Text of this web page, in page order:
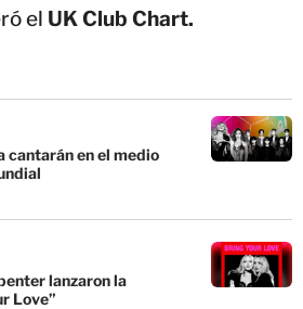
el UK Club Chart.
cantarán en el medio
lanzaron la
Love”